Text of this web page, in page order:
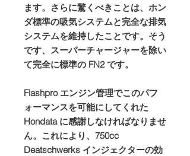
ます。さらに驚くべきことは、ホン
ダ標準の吸気システムと完全な排気
システムを維持したことです。そう
です、スーパーチャージャーを除い
て完全に標準の FN2 です。
Flashpro エンジン管理でこのパフ
ォーマンスを可能にしてくれた
Hondata に感謝しなければなりませ
ん。これにより、750cc
Deatschwerks インジェクターの効